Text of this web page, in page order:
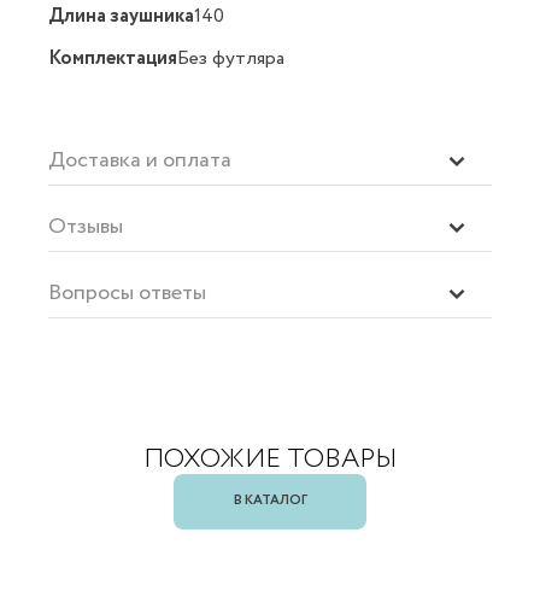
Длина заушника140
КомплектацияБез футляра
Доставка и оплата
Отзывы
Вопросы ответы
ПОХОЖИЕ ТОВАРЫ
В КАТАЛОГ